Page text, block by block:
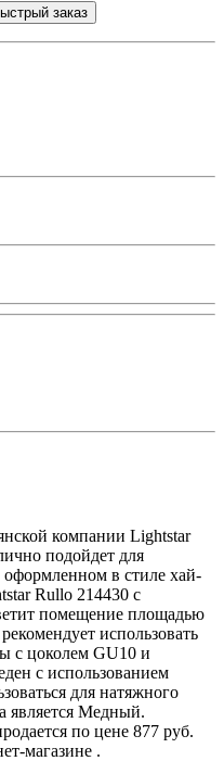
заказ
компании Lightstar
подойдет для
оформленном в стиле хай-
Rullo 214430 с
помещение площадью
использовать
с цоколем GU10 и
с использованием
для натяжного
является Медный.
по цене 877 руб.
магазине .